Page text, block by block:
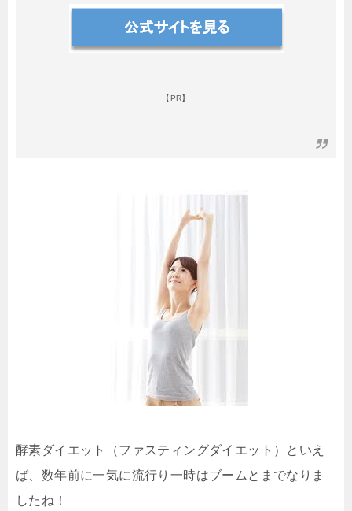
【PR】
酵素ダイエット（ファスティングダイエット）といえ
ば、数年前に一気に流行り一時はブームとまでなりま
したね！